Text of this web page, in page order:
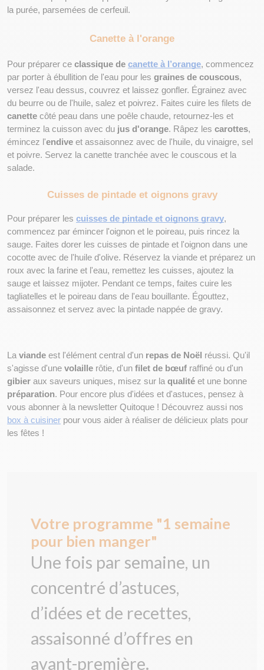
la purée, parsemées de cerfeuil.
Canette à l'orange
Pour préparer ce classique de canette à l’orange, commencez
par porter à ébullition de l'eau pour les graines de couscous,
versez l'eau dessus, couvrez et laissez gonfler. Égrainez avec
canette côté peau dans une poêle chaude, retournez-les et
terminez la cuisson avec du jus d'orange. Râpez les carottes,
émincez l'endive et assaisonnez avec de l'huile, du vinaigre, sel
et poivre. Servez la canette tranchée avec le couscous et la
salade.
Cuisses de pintade et oignons gravy
Pour préparer les cuisses de pintade et oignons gravy,
commencez par émincer l'oignon et le poireau, puis rincez la
sauge. Faites dorer les cuisses de pintade et l'oignon dans une
cocotte avec de l'huile d'olive. Réservez la viande et préparez un
roux avec la farine et l'eau, remettez les cuisses, ajoutez la
sauge et laissez mijoter. Pendant ce temps, faites cuire les
tagliatelles et le poireau dans de l'eau bouillante. Égouttez,
assaisonnez et servez avec la pintade nappée de gravy.
La viande est l'élément central d'un repas de Noël réussi. Qu'il
s'agisse d'une volaille rôtie, d'un filet de bœuf
gibier aux saveurs uniques, misez sur la qualité
préparation. Pour encore plus d'idées et d'astuces, pensez à
box à cuisiner pour vous aider à réaliser de délicieux plats pour
les fêtes !
Votre programme "1 semaine
pour bien manger"
Une fois par semaine, un
concentré d’astuces,
d’idées et de recettes,
assaisonné d’offres en
avant-première.